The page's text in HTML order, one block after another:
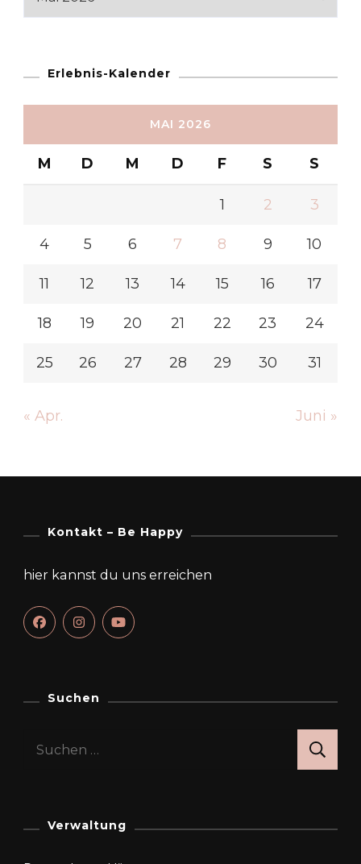
Erlebnis-Kalender
MAI 2026
M D M D F S S
1 2 3
4 5 6 7 8 9 10
11 12 13 14 15 16 17
18 19 20 21 22 23 24
25 26 27 28 29 30 31
« Apr. Juni »
Kontakt – Be Happy
hier kannst du uns erreichen
Suchen
Suchen
Verwaltung